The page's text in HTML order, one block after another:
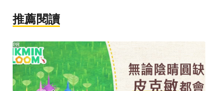
推薦閱讀
PR